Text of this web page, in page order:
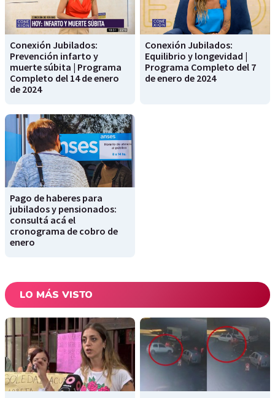
Conexión Jubilados:
Prevención infarto y
muerte súbita | Programa
Completo del 14 de enero
de 2024
Conexión Jubilados:
Equilibrio y longevidad |
Programa Completo del 7
de enero de 2024
Pago de haberes para
jubilados y pensionados:
consultá acá el
cronograma de cobro de
enero
LO MÁS VISTO